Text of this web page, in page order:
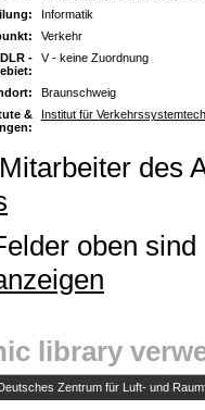
Informatik
Verkehr
DLR -
V - keine Zuordnung
Braunschweig
&
Institut für
des
oben
library
Zentrum für Luft- und